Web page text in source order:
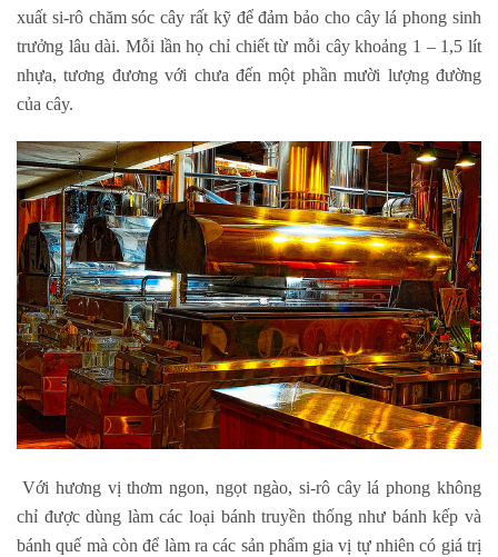
xuất si-rô chăm sóc cây rất kỹ để đảm bảo cho cây lá phong sinh
trưởng lâu dài. Mỗi lần họ chỉ chiết từ mỗi cây khoảng 1 – 1,5 lít
nhựa, tương đương với chưa đến một phần mười lượng đường
của cây.
Với hương vị thơm ngon, ngọt ngào, si-rô cây lá phong không
chỉ được dùng làm các loại bánh truyền thống như bánh kếp và
bánh quế mà còn để làm ra các sản phẩm gia vị tự nhiên có giá trị